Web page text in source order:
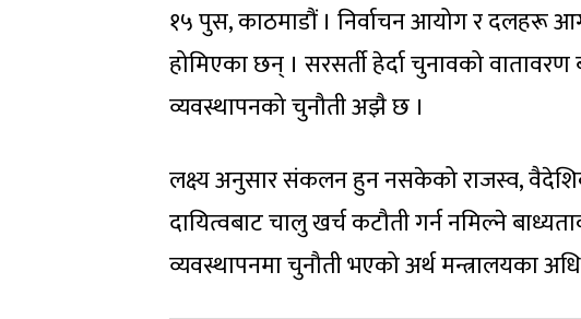
१५ पुस, काठमाडौं । निर्वाचन आयोग र दलहरू
होमिएका छन् । सरसर्ती हेर्दा चुनावको
व्यवस्थापनको चुनौती अझै छ ।
लक्ष्य अनुसार संकलन हुन नसकेको राजस्व, वैदेशिक
दायित्वबाट चालु खर्च कटौती गर्न नमिल्ने
व्यवस्थापनमा चुनौती भएको अर्थ मन्त्रालयका